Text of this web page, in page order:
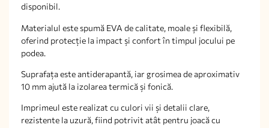
disponibil.
Materialul este spumă EVA de calitate, moale și flexibilă,
oferind protecție la impact și confort în timpul jocului pe
podea.
Suprafața este antiderapantă, iar grosimea de aproximativ
10 mm ajută la izolarea termică și fonică.
Imprimeul este realizat cu culori vii și detalii clare,
rezistente la uzură, fiind potrivit atât pentru joacă cu